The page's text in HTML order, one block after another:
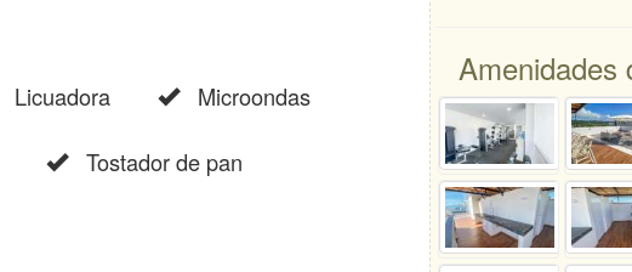
Licuadora Microondas
Tostador de pan
Amenidades